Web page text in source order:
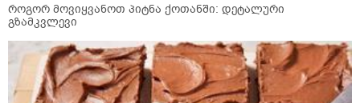
როგორ მოვიყვანოთ პიტნა ქოთანში: დეტალური
გზამკვლევი